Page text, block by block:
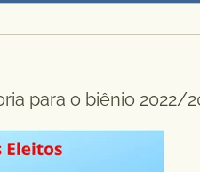
para o biênio 2022/